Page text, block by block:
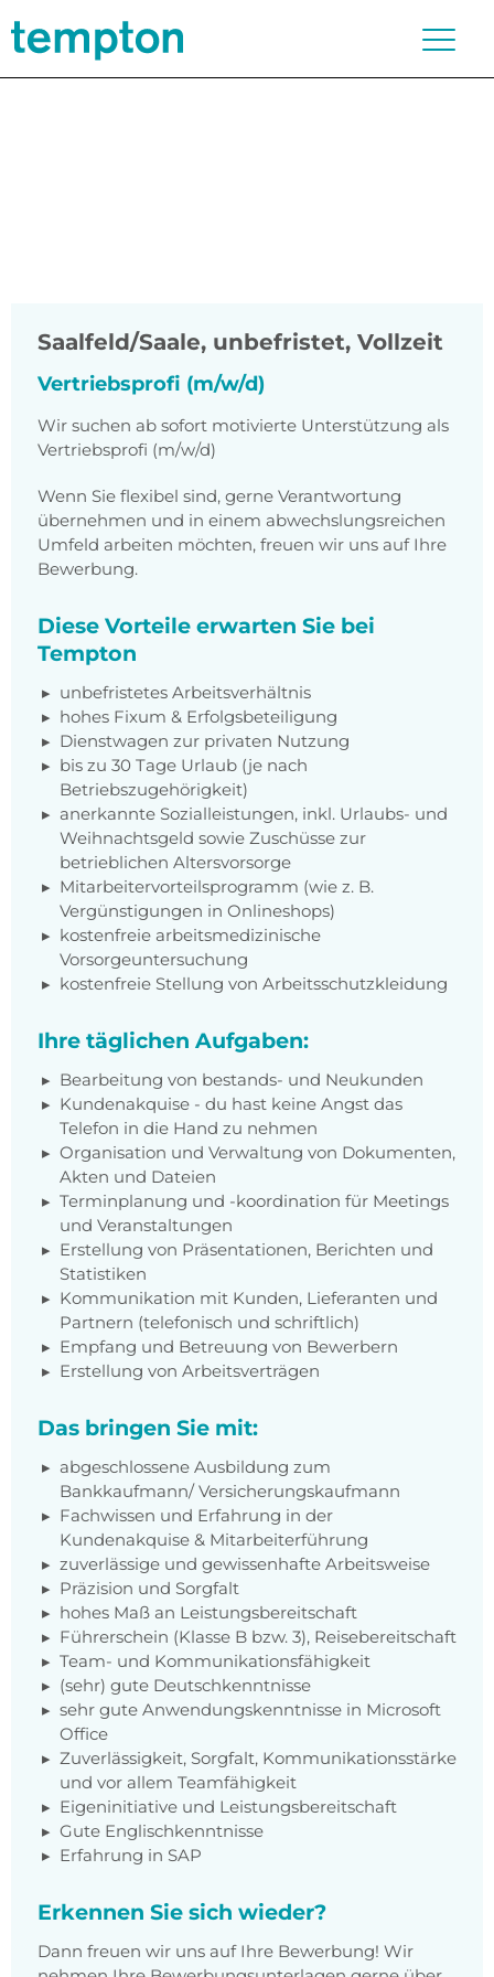
Saalfeld/Saale, unbefristet, Vollzeit
Vertriebsprofi (m/w/d)
Wir suchen ab sofort motivierte Unterstützung als
Vertriebsprofi (m/w/d)
Wenn Sie flexibel sind, gerne Verantwortung
übernehmen und in einem abwechslungsreichen
Umfeld arbeiten möchten, freuen wir uns auf Ihre
Bewerbung.
Diese Vorteile erwarten Sie bei
Tempton
unbefristetes Arbeitsverhältnis
hohes Fixum & Erfolgsbeteiligung
Dienstwagen zur privaten Nutzung
bis zu 30 Tage Urlaub (je nach
Betriebszugehörigkeit)
anerkannte Sozialleistungen, inkl. Urlaubs- und
Weihnachtsgeld sowie Zuschüsse zur
betrieblichen Altersvorsorge
Mitarbeitervorteilsprogramm (wie z. B.
Vergünstigungen in Onlineshops)
kostenfreie arbeitsmedizinische
Vorsorgeuntersuchung
kostenfreie Stellung von Arbeitsschutzkleidung
Ihre täglichen Aufgaben:
Bearbeitung von bestands- und Neukunden
Kundenakquise - du hast keine Angst das
Telefon in die Hand zu nehmen
Organisation und Verwaltung von Dokumenten,
Akten und Dateien
Terminplanung und -koordination für Meetings
und Veranstaltungen
Erstellung von Präsentationen, Berichten und
Statistiken
Kommunikation mit Kunden, Lieferanten und
Partnern (telefonisch und schriftlich)
Empfang und Betreuung von Bewerbern
Erstellung von Arbeitsverträgen
Das bringen Sie mit:
abgeschlossene Ausbildung zum
Bankkaufmann/ Versicherungskaufmann
Fachwissen und Erfahrung in der
Kundenakquise & Mitarbeiterführung
zuverlässige und gewissenhafte Arbeitsweise
Präzision und Sorgfalt
hohes Maß an Leistungsbereitschaft
Führerschein (Klasse B bzw. 3), Reisebereitschaft
Team- und Kommunikationsfähigkeit
(sehr) gute Deutschkenntnisse
sehr gute Anwendungskenntnisse in Microsoft
Office
Zuverlässigkeit, Sorgfalt, Kommunikationsstärke
und vor allem Teamfähigkeit
Eigeninitiative und Leistungsbereitschaft
Gute Englischkenntnisse
Erfahrung in SAP
Erkennen Sie sich wieder?
Dann freuen wir uns auf Ihre Bewerbung! Wir